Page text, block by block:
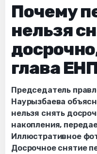
Почему
нельзя
глава
Председатель
Наурызбаева
нельзя снять
накопления,
Иллюстративное
Досрочное снятие